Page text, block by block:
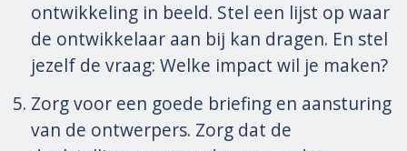
ontwikkeling in beeld. Stel een lijst op waar
de ontwikkelaar aan bij kan dragen. En stel
jezelf de vraag: Welke impact wil je maken?
Zorg voor een goede briefing en aansturing
van de ontwerpers. Zorg dat de